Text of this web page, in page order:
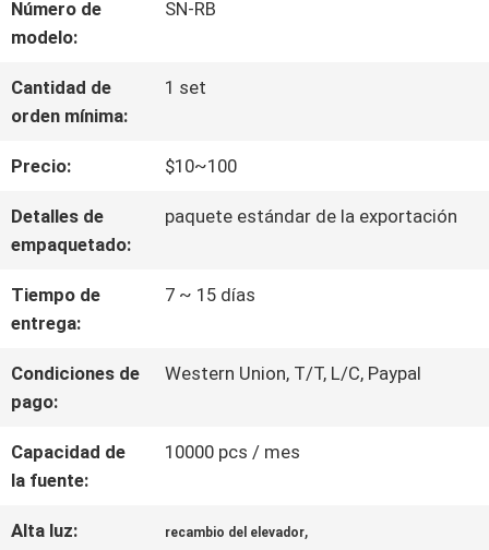
LA
FÁBRICA
CONTROL
DE
CALIDAD
ÉNTRENOS
EN
CONTACTO
Número de
modelo:
SN-RB
Cantidad de
orden mínima:
1 set
Precio: $10~100
Detalles de
empaquetado:
paquete estándar de la exportación
Tiempo de
entrega:
7 ~ 15 días
Condiciones de
pago:
Western Union, T/T, L/C, Paypal
Capacidad de
la fuente:
10000 pcs / mes
Alta luz: recambio del elevador,